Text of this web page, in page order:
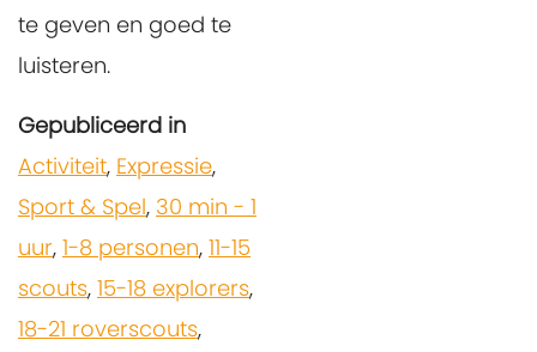
te geven en goed te
luisteren.
Gepubliceerd in
Activiteit, Expressie,
Sport & Spel, 30 min - 1
uur, 1-8 personen, 11-15
scouts, 15-18 explorers,
18-21 roverscouts,